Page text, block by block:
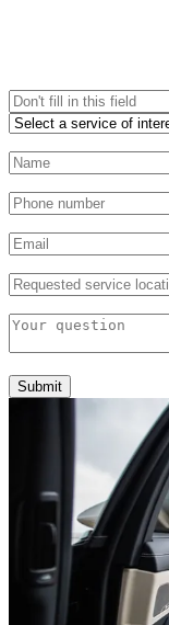
Submit